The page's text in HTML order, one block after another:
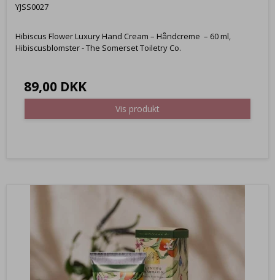
YJSS0027
Hibiscus Flower Luxury Hand Cream – Håndcreme – 60 ml,
Hibiscusblomster - The Somerset Toiletry Co.
89,00 DKK
Vis produkt